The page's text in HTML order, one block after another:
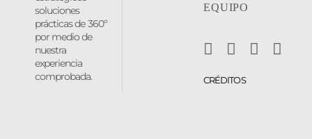
soluciones
prácticas de 360º
por medio de
nuestra
experiencia
comprobada.
EQUIPO
CRÉDITOS